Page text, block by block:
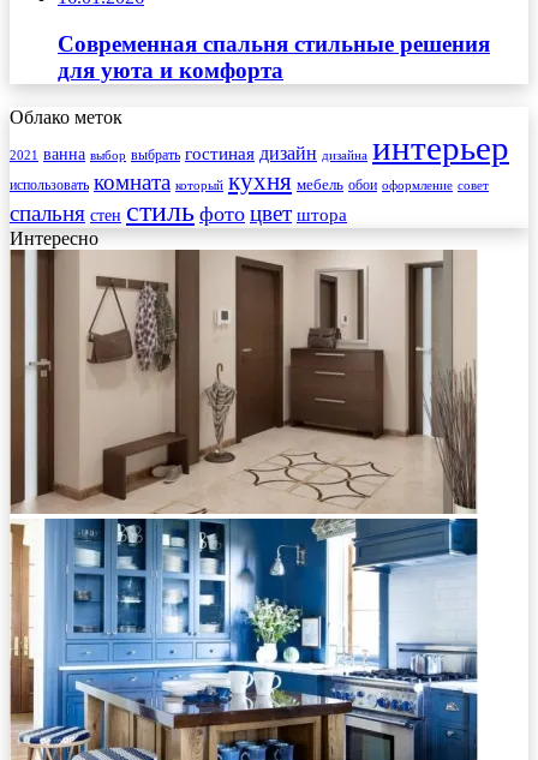
Современная спальня стильные решения
для уюта и комфорта
Облако меток
2021 ванна выбор выбрать гостиная дизайн дизайна интерьер
использовать комната который кухня мебель обои оформление совет
спальня стен стиль фото цвет штора
Интересно